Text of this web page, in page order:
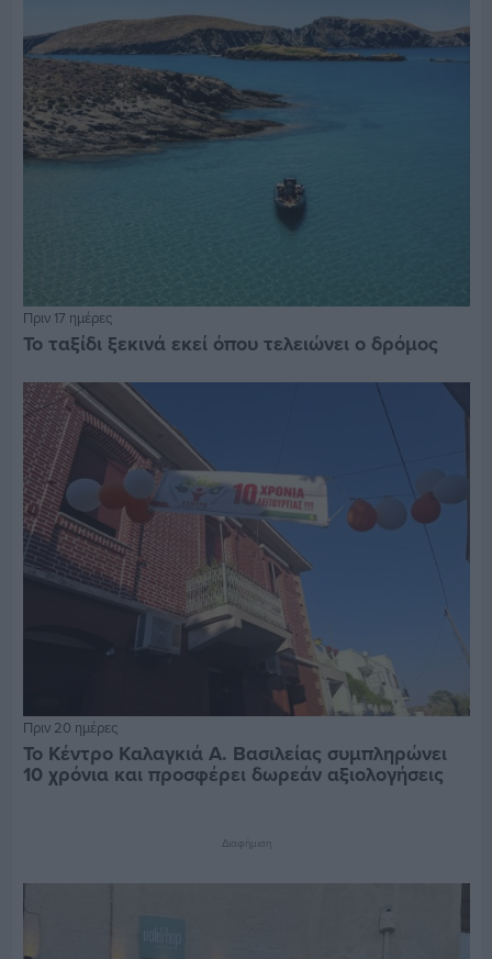
Πριν 17 ημέρες
Το ταξίδι ξεκινά εκεί όπου τελειώνει ο δρόμος
Πριν 20 ημέρες
Το Κέντρο Καλαγκιά Α. Βασιλείας συμπληρώνει
10 χρόνια και προσφέρει δωρεάν αξιολογήσεις
Διαφήμιση